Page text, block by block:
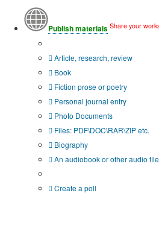
Publish materials Share your
Article, research, review
Book
Fiction prose or poetry
Personal journal entry
Photo Documents
Files: PDF\DOC\RAR\ZIP etc.
Biography
An audiobook or other audio file
Create a poll